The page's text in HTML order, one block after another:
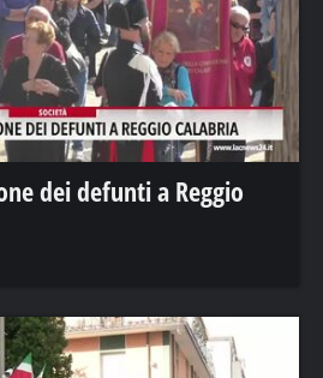
dei defunti a Reggio